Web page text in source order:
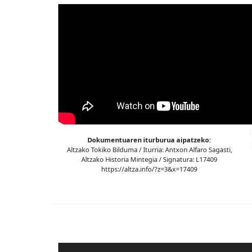
Dokumentuaren iturburua aipatzeko:
Altzako Tokiko Bilduma / Iturria: Antxon Alfaro Sagasti,
Altzako Historia Mintegia / Signatura: L17409
https://altza.info/?z=3&x=17409